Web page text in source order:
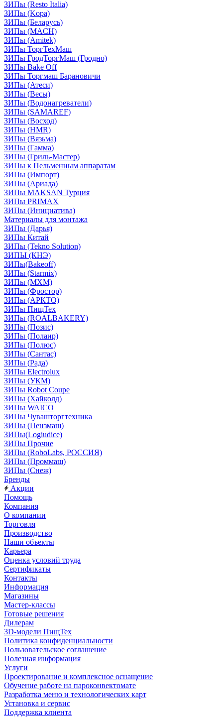
ЗИПы (Resto Italia)
ЗИПы (Kopa)
ЗИПы (Беларусь)
ЗИПы (MACH)
ЗИПы (Amitek)
ЗИПы ТоргТехМаш
ЗИПы ГродТоргМаш (Гродно)
ЗИПы Bake Off
ЗИПы Торгмаш Барановичи
ЗИПы (Атеси)
ЗИПы (Весы)
ЗИПы (Водонагреватели)
ЗИПы (SAMAREF)
ЗИПы (Восход)
ЗИПы (HMR)
ЗИПы (Вязьма)
ЗИПы (Гамма)
ЗИПы (Гриль-Мастер)
ЗИПы к Пельменным аппаратам
ЗИПы (Импорт)
ЗИПы (Ариада)
ЗИПы MAKSAN Турция
ЗИПы PRIMAX
ЗИПы (Инициатива)
Материалы для монтажа
ЗИПы (Дарья)
ЗИПы Китай
ЗИПы (Tekno Solution)
ЗИПЫ (КНЭ)
ЗИПы(Bakeoff)
ЗИПы (Starmix)
ЗИПы (МХМ)
ЗИПы (Фростор)
ЗИПы (АРКТО)
ЗИПы ПищТех
ЗИПы (ROALBAKERY)
ЗИПы (Позис)
ЗИПы (Полаир)
ЗИПы (Полюс)
ЗИПы (Сантас)
ЗИПы (Рада)
ЗИПы Electrolux
ЗИПы (УКМ)
ЗИПы Robot Coupe
ЗИПы (Хайколд)
ЗИПы WAICO
ЗИПы Чувашторгтехника
ЗИПы (Пензмаш)
ЗИПы(Logiudice)
ЗИПы Прочие
ЗИПы (RoboLabs, РОССИЯ)
ЗИПы (Проммаш)
ЗИПы (Снеж)
Бренды
Акции
Помощь
Компания
О компании
Торговля
Производство
Наши объекты
Карьера
Оценка условий труда
Сертификаты
Контакты
Информация
Магазины
Мастер-классы
Готовые решения
Дилерам
3D-модели ПищТех
Политика конфиденциальности
Пользовательское соглашение
Полезная информация
Услуги
Проектирование и комплексное оснащение
Обучение работе на пароконвектомате
Разработка меню и технологических карт
Установка и сервис
Поддержка клиента